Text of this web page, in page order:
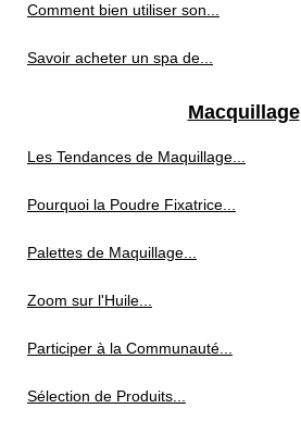
Comment bien utiliser son...
Savoir acheter un spa de...
Macquillage
Les Tendances de Maquillage...
Pourquoi la Poudre Fixatrice...
Palettes de Maquillage...
Zoom sur l'Huile...
Participer à la Communauté...
Sélection de Produits...